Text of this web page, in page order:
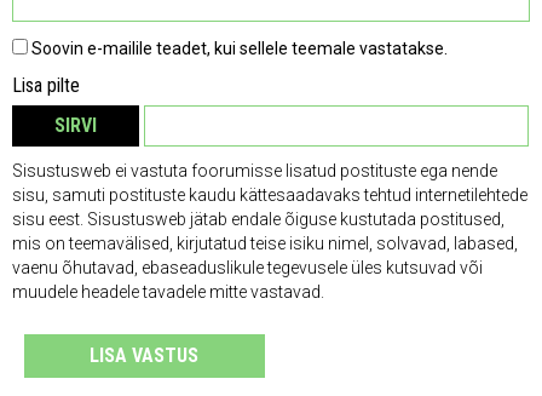
Soovin e-mailile teadet, kui sellele teemale vastatakse.
Lisa pilte
SIRVI
Sisustusweb ei vastuta foorumisse lisatud postituste ega nende
sisu, samuti postituste kaudu kättesaadavaks tehtud internetilehtede
sisu eest. Sisustusweb jätab endale õiguse kustutada postitused,
mis on teemavälised, kirjutatud teise isiku nimel, solvavad, labased,
vaenu õhutavad, ebaseaduslikule tegevusele üles kutsuvad või
muudele headele tavadele mitte vastavad.
LISA VASTUS